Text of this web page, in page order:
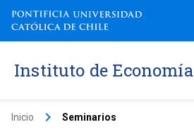
Instituto de Economía
Inicio keyboard_arrow_right Seminarios